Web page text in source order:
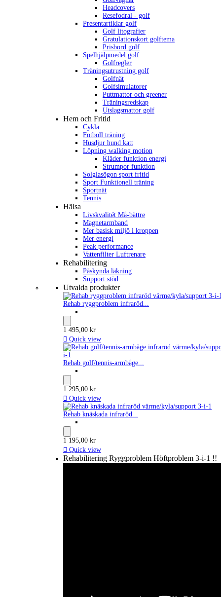
Headcovers
Resefodral - golf
Presentartiklar golf
Golf litografier
Gratulationskort golftema
Prisbord golf
Spelhjälpmedel golf
Golfregler
Träningsutrustning golf
Golfnät
Golfsimulatorer
Puttmattor och greener
Träningsredskap
Utslagsmattor golf
Hem och Fritid
Cykla
Fotboll träning
Husdjur hund katt
Löpning walking motion
Kläder funktion energi
Strumpor funktion
Solglasögon sport fritid
Sport Funktionell träning
Sportnät
Tennis
Hälsa
Livskvalitét Må-bättre
Magnetarmband
Mer basisk miljö i kroppen
Mer energi
Peak performance
Vattenfilter Luftrenare
Rehabilitering
Påskynda läkning
Support stöd
Utvalda produkter
Rehab ryggproblem infraröd...
1 495,00 kr
 Quick view
Rehab golf/tennis-armbåge...
1 295,00 kr
 Quick view
Rehab knäskada infraröd...
1 195,00 kr
 Quick view
Rehabilitering Ryggproblem Höftproblem 3-i-1 !!